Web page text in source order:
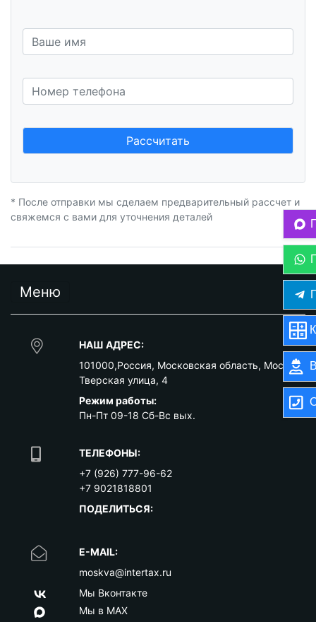
Рассчитать
* После отправки мы сделаем предварительный рассчет и
свяжемся с вами для уточнения деталей
Меню
НАШ АДРЕС:
101000,Россия, Московская область, Москва
Тверская улица, 4
Режим работы:
Пн-Пт 09-18 Сб-Вс вых.
ТЕЛЕФОНЫ:
+7 (926) 777-96-62
+7 9021818801
ПОДЕЛИТЬСЯ:
E-MAIL:
moskva@intertax.ru
Мы Вконтакте
Мы в MAX